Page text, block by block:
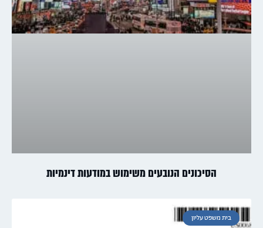
הסיכונים הנובעים משימוש במודעות דינמיות
בית משפט עליון